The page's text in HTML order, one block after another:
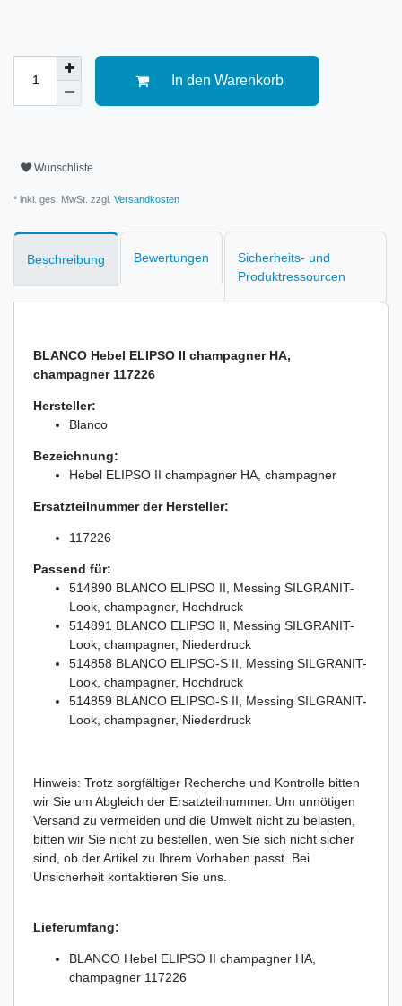
In den Warenkorb
Wunschliste
* inkl. ges. MwSt. zzgl. Versandkosten
Beschreibung Bewertungen
Sicherheits- und
Produktressourcen
BLANCO Hebel ELIPSO II champagner HA,
champagner 117226
Hersteller:
Blanco
Bezeichnung:
Hebel ELIPSO II champagner HA, champagner
Ersatzteilnummer der Hersteller:
117226
Passend für:
514890 BLANCO ELIPSO II, Messing SILGRANIT-
Look, champagner, Hochdruck
514891 BLANCO ELIPSO II, Messing SILGRANIT-
Look, champagner, Niederdruck
514858 BLANCO ELIPSO-S II, Messing SILGRANIT-
Look, champagner, Hochdruck
514859 BLANCO ELIPSO-S II, Messing SILGRANIT-
Look, champagner, Niederdruck
Hinweis: Trotz sorgfältiger Recherche und Kontrolle bitten
wir Sie um Abgleich der Ersatzteilnummer. Um unnötigen
Versand zu vermeiden und die Umwelt nicht zu belasten,
bitten wir Sie nicht zu bestellen, wen Sie sich nicht sicher
sind, ob der Artikel zu Ihrem Vorhaben passt. Bei
Unsicherheit kontaktieren Sie uns.
Lieferumfang:
BLANCO Hebel ELIPSO II champagner HA,
champagner 117226